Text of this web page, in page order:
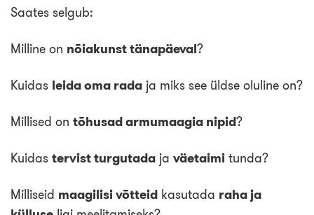
Saates selgub:
Milline on nõiakunst tänapäeval?
Kuidas leida oma rada ja miks see üldse oluline on?
Millised on tõhusad armumaagia nipid?
Kuidas tervist turgutada ja väetaimi tunda?
Milliseid maagilisi võtteid kasutada raha ja